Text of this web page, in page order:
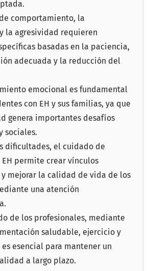
comportamiento, la
la agresividad requieren
basadas en la paciencia,
adecuada y la reducción del
emocional es fundamental
con EH y sus familias, ya que
genera importantes desafíos
sociales.
dificultades, el cuidado de
EH permite crear vínculos
mejorar la calidad de vida de los
una atención
de los profesionales, mediante
saludable, ejercicio y
esencial para mantener un
a largo plazo.